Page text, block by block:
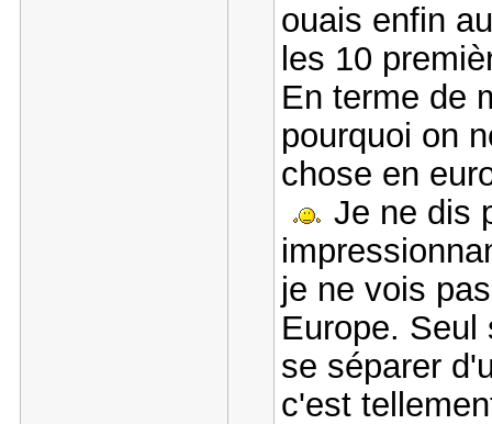
ouais enfin
les 10
En terme de
pourquoi on
chose en
Je ne dis
je ne vois
Europe. Seul
se séparer
c'est